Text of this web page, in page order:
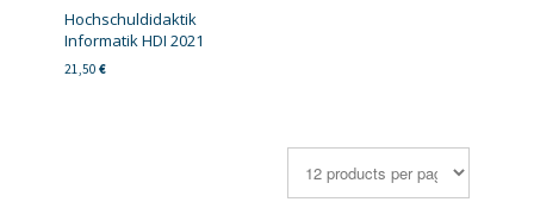
Hochschuldidaktik
Informatik HDI 2021
21,50 €